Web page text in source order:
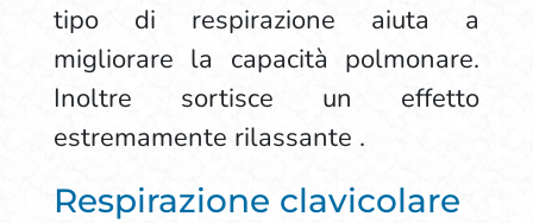
tipo di respirazione aiuta a
migliorare la capacità polmonare.
Inoltre sortisce un effetto
estremamente rilassante .
Respirazione clavicolare